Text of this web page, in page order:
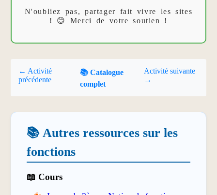
N'oubliez pas, partager fait vivre les sites
! 😊 Merci de votre soutien !
← Activité
précédente
📚 Catalogue
complet
Activité suivante
→
📚 Autres ressources sur les
fonctions
📖 Cours